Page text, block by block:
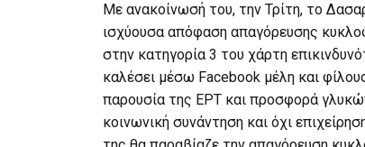
Με ανακοίνωσή του, την Τρίτη, το
ισχύουσα απόφαση απαγόρευσης
στην κατηγορία 3 του χάρτη
καλέσει μέσω Facebook μέλη και
παρουσία της ΕΡΤ και προσφορά
κοινωνική συνάντηση και όχι